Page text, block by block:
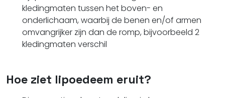
kledingmaten tussen het boven- en
onderlichaam, waarbij de benen en/of armen
omvangrijker zijn dan de romp, bijvoorbeeld 2
kledingmaten verschil
Hoe ziet lipoedeem eruit?